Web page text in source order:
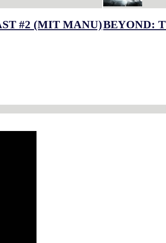
#2 (MIT MANU)BEYOND: